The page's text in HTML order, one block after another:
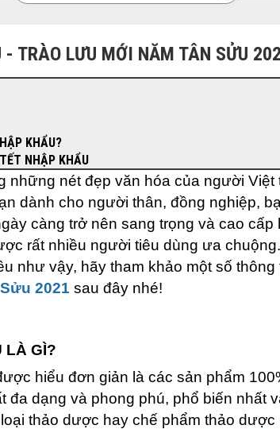
MENU
- TRÀO LƯU MỚI NĂM TÂN SỬU
KHẨU?
NHẬP KHẨU
những nét đẹp văn hóa của người
dành cho người thân, đồng nghiệp,
càng trở nên sang trọng và cao
rất nhiều người tiêu dùng ưa
như vậy, hãy tham khảo một số thông
2021 sau đây nhé!
LÀ GÌ?
hiểu đơn giản là các sản phẩm
đa dạng và phong phú, phổ biến nhất
thảo dược hay chế phẩm thảo